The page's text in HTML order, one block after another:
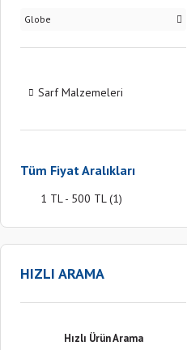
Globe
Sarf Malzemeleri
Tüm Fiyat Aralıkları
1 TL - 500 TL (1)
HIZLI ARAMA
Hızlı Ürün Arama